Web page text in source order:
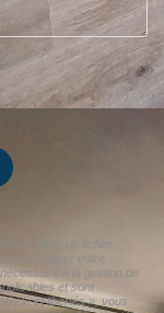
dans un fichier
pour gérer votre
à la gestion de
et sont
et libertés », vous